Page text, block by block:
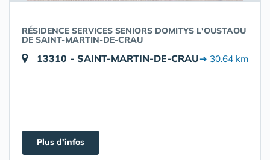
RÉSIDENCE SERVICES SENIORS DOMITYS L'OUSTAOU
DE SAINT-MARTIN-DE-CRAU
13310 - SAINT-MARTIN-DE-CRAU➔ 30.64 km
Plus d'infos